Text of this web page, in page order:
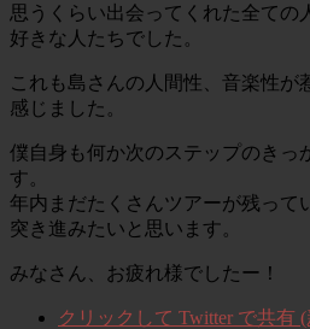
思うくらい出会ってくれた全ての
好きな人たちでした。
これも島さんの人間性、音楽性が
感じました。
僕自身も何か次のステップのきっ
す。
年内まだたくさんツアーが残って
突き進みたいと思います。
みなさん、お疲れ様でしたー！
クリックして Twitter で共有